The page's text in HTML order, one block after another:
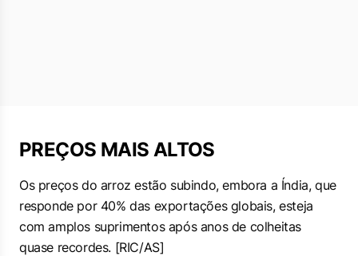
PREÇOS MAIS ALTOS
Os preços ​do arroz estão subindo, embora a Índia, que
responde por 40% das exportações globais, esteja
com amplos suprimentos após anos de colheitas
quase recordes. [RIC/AS]